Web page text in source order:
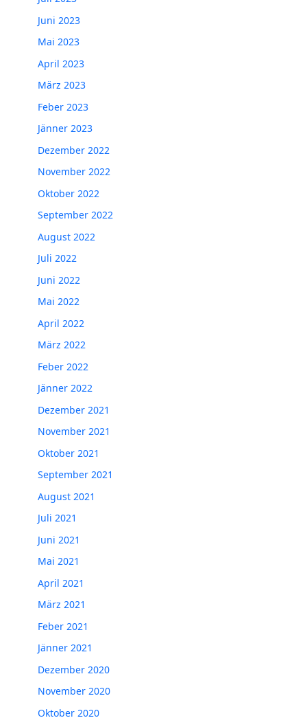
Juni 2023
Mai 2023
April 2023
März 2023
Feber 2023
Jänner 2023
Dezember 2022
November 2022
Oktober 2022
September 2022
August 2022
Juli 2022
Juni 2022
Mai 2022
April 2022
März 2022
Feber 2022
Jänner 2022
Dezember 2021
November 2021
Oktober 2021
September 2021
August 2021
Juli 2021
Juni 2021
Mai 2021
April 2021
März 2021
Feber 2021
Jänner 2021
Dezember 2020
November 2020
Oktober 2020